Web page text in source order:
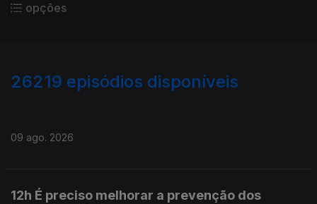
opções
26219 episódios disponíveis
09 ago. 2026
12h É preciso melhorar a prevenção dos